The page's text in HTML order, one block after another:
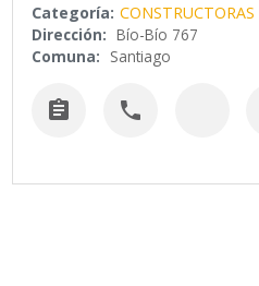
Categoría: CONSTRUCTORAS
Dirección: Bío-Bío 767
Comuna: Santiago
 